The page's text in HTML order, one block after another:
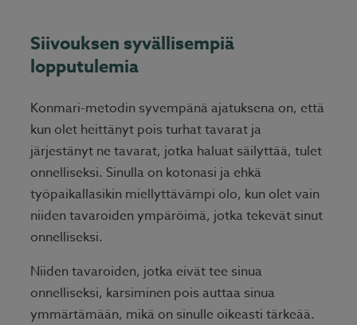
Siivouksen syvällisempiä
lopputulemia
Konmari-metodin syvempänä ajatuksena on, että
kun olet heittänyt pois turhat tavarat ja
järjestänyt ne tavarat, jotka haluat säilyttää, tulet
onnelliseksi. Sinulla on kotonasi ja ehkä
työpaikallasikin miellyttävämpi olo, kun olet vain
niiden tavaroiden ympäröimä, jotka tekevät sinut
onnelliseksi.
Niiden tavaroiden, jotka eivät tee sinua
onnelliseksi, karsiminen pois auttaa sinua
ymmärtämään, mikä on sinulle oikeasti tärkeää.